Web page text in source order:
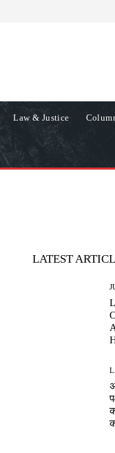
Law & Justice
LATEST